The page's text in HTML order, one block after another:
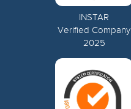
INSTAR
Verified Company
2025